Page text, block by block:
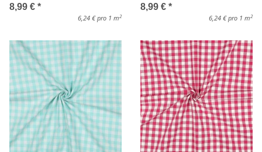
8,99 € *
6,24 € pro 1 m 2
8,99 € *
6,24 € pro 1 m 2